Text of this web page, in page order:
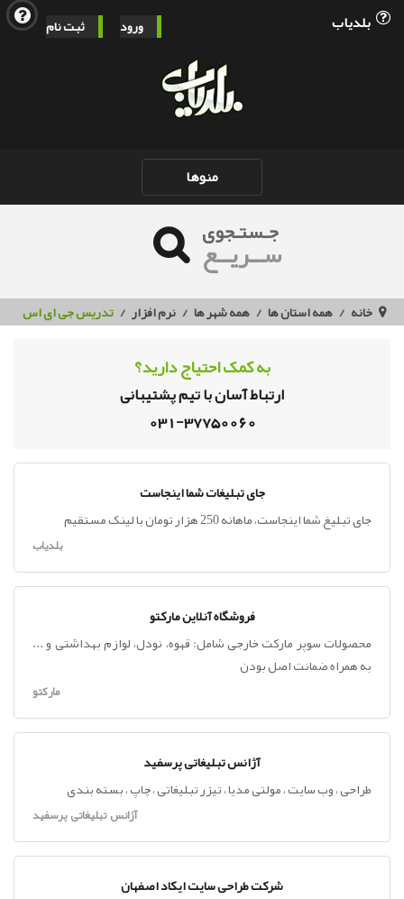
ورود ثبت نام بلدیاب
Toggle
navigation
منوها
جـستـجوی
ســریــع
خانه همه استان ها همه شهر ها نرم افزار تدریس جی ای اس
به کمک احتیاج دارید؟
ارتباط آسان با تیم پشتیبانی
031-37750060
جای تبلیغات شما اینجاست
جای تبلیغ شما اینجاست، ماهانه 250 هزار تومان با لینک مستقیم
بلدیاب
فروشگاه آنلاین مارکتو
محصولات سوپر مارکت خارجی شامل: قهوه، نودل، لوازم بهداشتی و ...
به همراه ضمانت اصل بودن
مارکتو
آژانس تبلیغاتی پرسفید
طراحی ، وب سایت ، مولتی مدیا ، تیزر تبلیغاتی ، چاپ ، بسته بندی
آژانس تبلیغاتی پرسفید
شرکت طراحی سایت ایکاد اصفهان